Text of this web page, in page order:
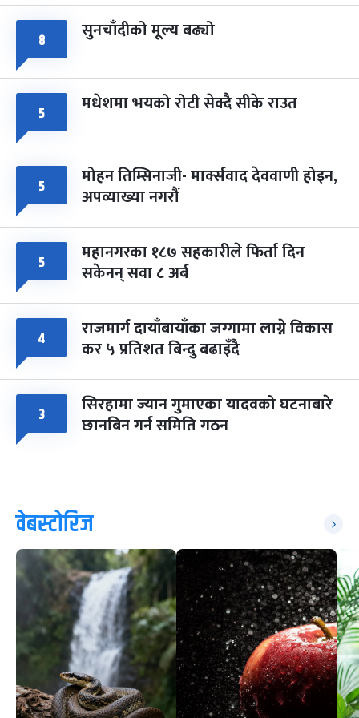
८ सुनचाँदीको मूल्य बढ्यो
५ मधेशमा भयको रोटी सेक्दै सीके राउत
५ मोहन तिम्सिनाजी- मार्क्सवाद देववाणी होइन,
अपव्याख्या नगरौं
५ महानगरका १८७ सहकारीले फिर्ता दिन
सकेनन् सवा ८ अर्ब
४ राजमार्ग दायाँबायाँका जग्गामा लाग्ने विकास
कर ५ प्रतिशत बिन्दु बढाइँदै
३ सिरहामा ज्यान गुमाएका यादवको घटनाबारे
छानबिन गर्न समिति गठन
वेबस्टोरिज